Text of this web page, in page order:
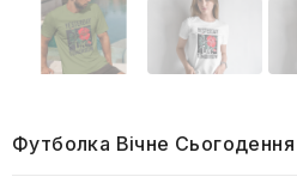
Футболка Вічне Сьогодення